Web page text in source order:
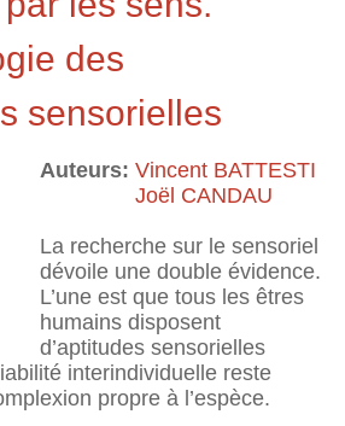
des
sensorielles
Auteurs: Vincent BATTESTI
Joël CANDAU
La recherche sur le sensoriel
dévoile une double évidence.
L’une est que tous les êtres
humains disposent
d’aptitudes sensorielles
interindividuelle reste
propre à l’espèce.